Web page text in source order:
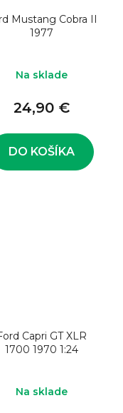
Mustang Cobra II
1977
Na sklade
24,90 €
DO KOŠÍKA
Capri GT XLR
1700 1970 1:24
Na sklade